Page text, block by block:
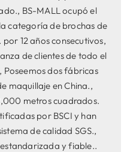
BS-MALL ocupó el
categoría de brochas de
12 años consecutivos,
de clientes de todo el
dos fábricas
maquillaje en China.,
metros cuadrados.
por BSCI y han
de calidad SGS.,
y fiable..